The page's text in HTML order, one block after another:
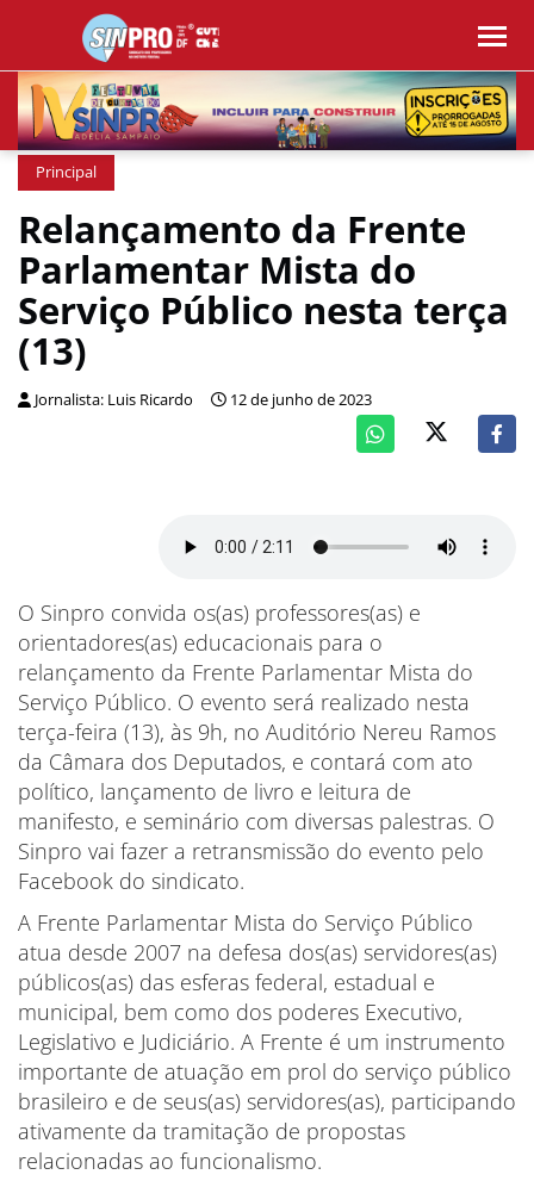
Principal
Relançamento da Frente
Parlamentar Mista do
Serviço Público nesta terça
(13)
Jornalista: Luis Ricardo 12 de junho de 2023
O Sinpro convida os(as) professores(as) e
orientadores(as) educacionais para o
relançamento da Frente Parlamentar Mista do
Serviço Público. O evento será realizado nesta
terça-feira (13), às 9h, no Auditório Nereu Ramos
da Câmara dos Deputados, e contará com ato
político, lançamento de livro e leitura de
manifesto, e seminário com diversas palestras. O
Sinpro vai fazer a retransmissão do evento pelo
Facebook do sindicato.
A Frente Parlamentar Mista do Serviço Público
atua desde 2007 na defesa dos(as) servidores(as)
públicos(as) das esferas federal, estadual e
municipal, bem como dos poderes Executivo,
Legislativo e Judiciário. A Frente é um instrumento
importante de atuação em prol do serviço público
brasileiro e de seus(as) servidores(as), participando
ativamente da tramitação de propostas
relacionadas ao funcionalismo.